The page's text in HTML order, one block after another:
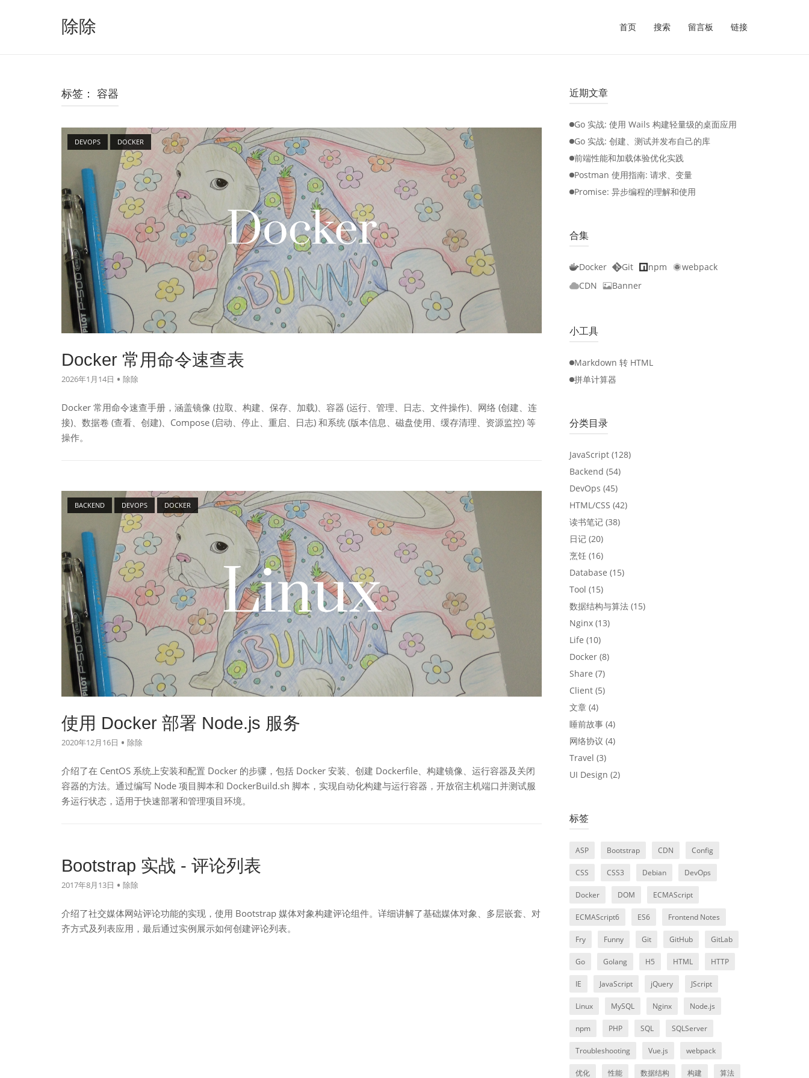
除除 首页 搜索 留言板 链接
标签： 容器
DEVOPS DOCKER
Open post
Docker 常用命令速查表
2026年1月14日 除除
Docker 常用命令速查手册，涵盖镜像 (拉取、构建、保存、加载)、容器 (运行、管理、日志、文件操作)、网络 (创建、连
接)、数据卷 (查看、创建)、Compose (启动、停止、重启、日志) 和系统 (版本信息、磁盘使用、缓存清理、资源监控) 等
操作。
BACKEND DEVOPS DOCKER
Open post
使用 Docker 部署 Node.js 服务
2020年12月16日 除除
介绍了在 CentOS 系统上安装和配置 Docker 的步骤，包括 Docker 安装、创建 Dockerfile、构建镜像、运行容器及关闭
容器的方法。通过编写 Node 项目脚本和 DockerBuild.sh 脚本，实现自动化构建与运行容器，开放宿主机端口并测试服
务运行状态，适用于快速部署和管理项目环境。
Bootstrap 实战 - 评论列表
2017年8月13日 除除
介绍了社交媒体网站评论功能的实现，使用 Bootstrap 媒体对象构建评论组件。详细讲解了基础媒体对象、多层嵌套、对
齐方式及列表应用，最后通过实例展示如何创建评论列表。
近期文章
Go 实战: 使用 Wails 构建轻量级的桌面应用
Go 实战: 创建、测试并发布自己的库
前端性能和加载体验优化实践
Postman 使用指南: 请求、变量
Promise: 异步编程的理解和使用
合集
Docker Git npm
webpack
CDN
Banner
小工具
Markdown 转 HTML
拼单计算器
分类目录
JavaScript(128)
Backend (54)
DevOps (45)
HTML/CSS (42)
读书笔记(38)
日记(20)
烹饪(16)
Database (15)
Tool (15)
数据结构与算法(15)
Nginx(13)
Life (10)
Docker(8)
Share (7)
Client(5)
文章(4)
睡前故事(4)
网络协议 (4)
Travel (3)
UI Design (2)
标签
ASP Bootstrap CDN Config
CSS CSS3 Debian DevOps
Docker DOM ECMAScript
ECMAScript6 ES6 Frontend Notes
Fry Funny Git GitHub GitLab
Go Golang H5 HTML HTTP
IE JavaScript jQuery JScript
Linux MySQL Nginx Node.js
npm PHP SQL SQLServer
Troubleshooting Vue.js webpack
优化 性能 数据结构 构建 算法